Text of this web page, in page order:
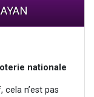
nationale
cela n’est pas